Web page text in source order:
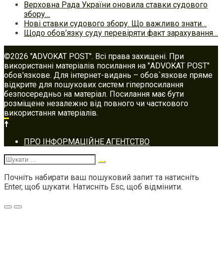
Верховна Рада України оновила ставки судового
збору…
Нові ставки судового збору. Що важливо знати…
Щодо обов’язку суду перевіряти факт зарахування…
©2026 "ADVOKAT POST". Всі права захищені. При
використанні матеріалів посилання на "ADVOKAT POST"
обов'язкове. Для інтернет-видань – обов`язкове пряме
відкрите для пошукових систем гіперпосилання
безпосередньо на матеріал. Посилання має бути
розміщене незалежно від повного чи часткового
використання матеріалів.
Footer
navigation
ПРО ІНФОРМАЦІЙНЕ АГЕНТСТВО
Шукати:
Почніть набирати ваш пошуковий запит та натисніть
Enter, щоб шукати. Натисніть Esc, щоб відмінити.
Меню